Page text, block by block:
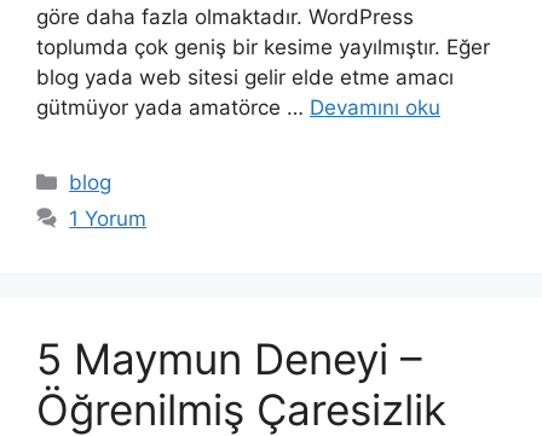
göre daha fazla olmaktadır. WordPress
toplumda çok geniş bir kesime yayılmıştır. Eğer
blog yada web sitesi gelir elde etme amacı
gütmüyor yada amatörce … Devamını oku
Kategoriler
blog
1 Yorum
5 Maymun Deneyi –
Öğrenilmiş Çaresizlik